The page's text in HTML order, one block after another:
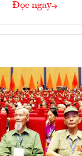
Đọc ngay